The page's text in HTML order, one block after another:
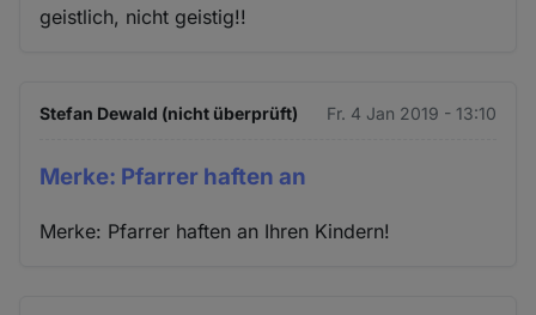
geistlich, nicht geistig!!
Stefan Dewald (nicht überprüft) Fr. 4 Jan 2019 - 13:10
Merke: Pfarrer haften an
Merke: Pfarrer haften an Ihren Kindern!